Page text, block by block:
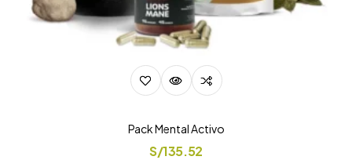
Pack Mental Activo
S/135.52